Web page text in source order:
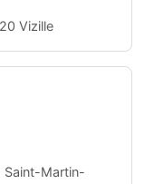
Vizille
Saint-Martin-